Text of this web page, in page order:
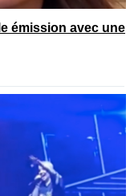
émission avec une